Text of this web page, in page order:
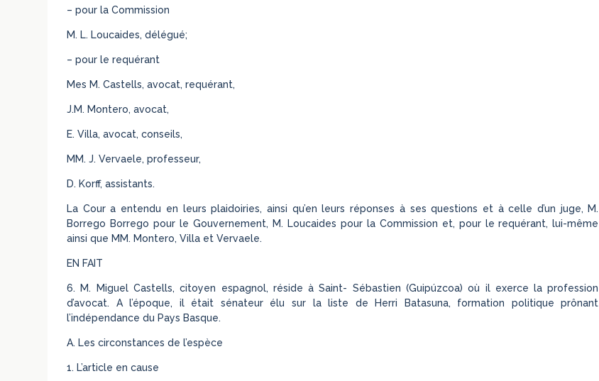
– pour la Commission
M. L. Loucaides, délégué;
– pour le requérant
Mes M. Castells, avocat, requérant,
J.M. Montero, avocat,
E. Villa, avocat, conseils,
MM. J. Vervaele, professeur,
D. Korff, assistants.
La Cour a entendu en leurs plaidoiries, ainsi qu’en leurs réponses à ses questions et à celle d’un juge, M.
Borrego Borrego pour le Gouvernement, M. Loucaides pour la Commission et, pour le requérant, lui-même
ainsi que MM. Montero, Villa et Vervaele.
EN FAIT
6. M. Miguel Castells, citoyen espagnol, réside à Saint- Sébastien (Guipúzcoa) où il exerce la profession
d’avocat. A l’époque, il était sénateur élu sur la liste de Herri Batasuna, formation politique prônant
l’indépendance du Pays Basque.
A. Les circonstances de l’espèce
1. L’article en cause